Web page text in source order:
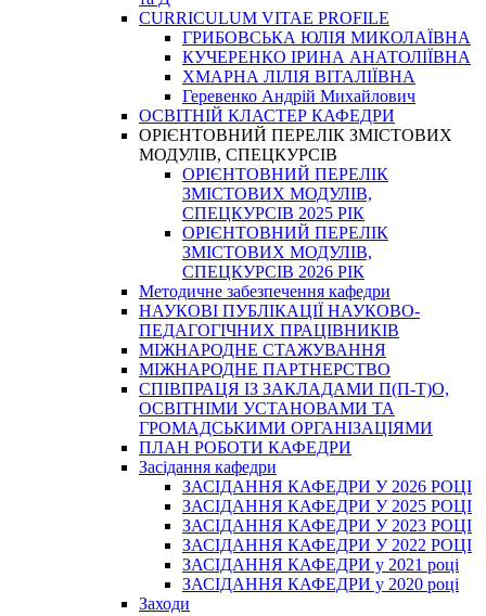
CURRICULUM VITAE PROFILE
ГРИБОВСЬКА ЮЛІЯ МИКОЛАЇВНА
КУЧЕРЕНКО ІРИНА АНАТОЛІЇВНА
ХМАРНА ЛІЛІЯ ВІТАЛІЇВНА
Геревенко Андрій Михайлович
ОСВІТНІЙ КЛАСТЕР КАФЕДРИ
ОРІЄНТОВНИЙ ПЕРЕЛІК ЗМІСТОВИХ
МОДУЛІВ, СПЕЦКУРСІВ
ОРІЄНТОВНИЙ ПЕРЕЛІК
ЗМІСТОВИХ МОДУЛІВ,
СПЕЦКУРСІВ 2025 РІК
ОРІЄНТОВНИЙ ПЕРЕЛІК
ЗМІСТОВИХ МОДУЛІВ,
СПЕЦКУРСІВ 2026 РІК
Методичне забезпечення кафедри
НАУКОВІ ПУБЛІКАЦІЇ НАУКОВО-
ПЕДАГОГІЧНИХ ПРАЦІВНИКІВ
МІЖНАРОДНЕ СТАЖУВАННЯ
МІЖНАРОДНЕ ПАРТНЕРСТВО
СПІВПРАЦЯ ІЗ ЗАКЛАДАМИ П(П-Т)О,
ОСВІТНІМИ УСТАНОВАМИ ТА
ГРОМАДСЬКИМИ ОРГАНІЗАЦІЯМИ
ПЛАН РОБОТИ КАФЕДРИ
Засідання кафедри
ЗАСІДАННЯ КАФЕДРИ У 2026 РОЦІ
ЗАСІДАННЯ КАФЕДРИ У 2025 РОЦІ
ЗАСІДАННЯ КАФЕДРИ У 2023 РОЦІ
ЗАСІДАННЯ КАФЕДРИ У 2022 РОЦІ
ЗАСІДАННЯ КАФЕДРИ у 2021 році
ЗАСІДАННЯ КАФЕДРИ у 2020 році
Заходи